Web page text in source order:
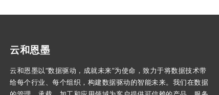
云和恩墨
云和恩墨以“数据驱动，成就未来”为使命，致力于将数据技术带
给每个行业、每个组织，构建数据驱动的智能未来。我们在数据